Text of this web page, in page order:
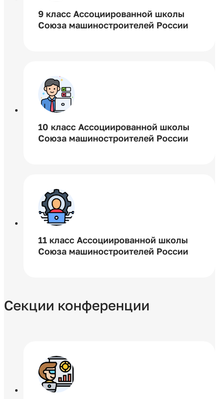
9 класс Ассоциированной школы
Союза машиностроителей России
10 класс Ассоциированной школы
Союза машиностроителей России
11 класс Ассоциированной школы
Союза машиностроителей России
Секции конференции